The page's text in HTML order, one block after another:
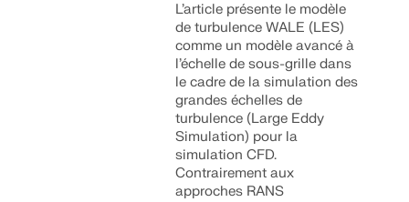
L’article présente le modèle
de turbulence WALE (LES)
comme un modèle avancé à
l’échelle de sous-grille dans
le cadre de la simulation des
grandes échelles de
turbulence (Large Eddy
Simulation) pour la
simulation CFD.
Contrairement aux
approches RANS